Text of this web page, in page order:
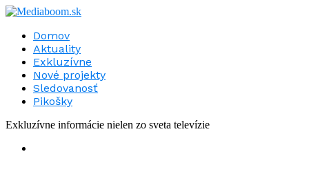
Domov
Aktuality
Exkluzívne
Nové projekty
Sledovanosť
Pikošky
Exkluzívne informácie nielen zo sveta televízie